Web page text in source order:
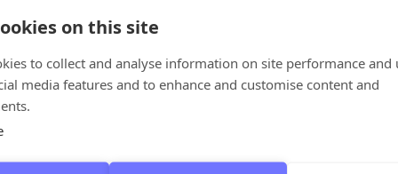
o aggiungere qualcosa, contattaci tramite il
Tell di Gieterse.
on this site
to collect and analyse information on site performance and
media features and to enhance and customise content and